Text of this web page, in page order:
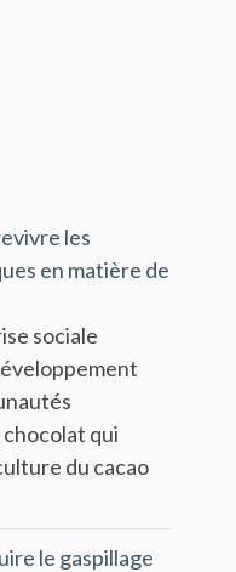
les
en matière de
sociale
qui
du cacao
le gaspillage